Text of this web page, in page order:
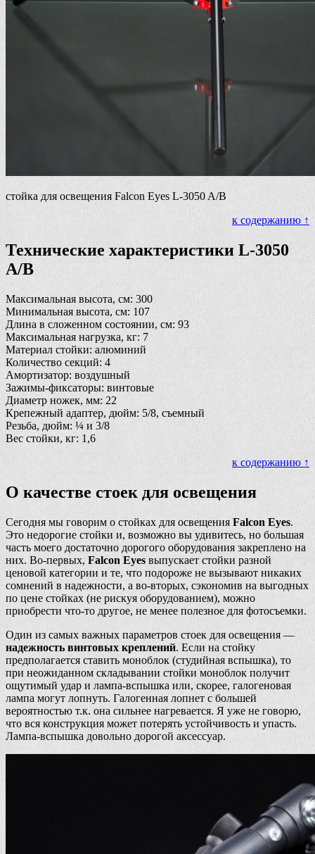
стойка для освещения Falcon Eyes L-3050 A/B
к содержанию ↑
Технические характеристики L-3050
A/B
Максимальная высота, см: 300
Минимальная высота, см: 107
Длина в сложенном состоянии, см: 93
Максимальная нагрузка, кг: 7
Материал стойки: алюминий
Количество секций: 4
Амортизатор: воздушный
Зажимы-фиксаторы: винтовые
Диаметр ножек, мм: 22
Крепежный адаптер, дюйм: 5/8, съемный
Резьба, дюйм: ¼ и 3/8
Вес стойки, кг: 1,6
к содержанию ↑
О качестве стоек для освещения
Сегодня мы говорим о стойках для освещения Falcon Eyes.
Это недорогие стойки и, возможно вы удивитесь, но большая
часть моего достаточно дорогого оборудования закреплено на
них. Во-первых, Falcon Eyes выпускает стойки разной
ценовой категории и те, что подороже не вызывают никаких
сомнений в надежности, а во-вторых, сэкономив на выгодных
по цене стойках (не рискуя оборудованием), можно
приобрести что-то другое, не менее полезное для фотосъемки.
Один из самых важных параметров стоек для освещения —
надежность винтовых креплений. Если на стойку
предполагается ставить моноблок (студийная вспышка), то
при неожиданном складывании стойки моноблок получит
ощутимый удар и лампа-вспышка или, скорее, галогеновая
лампа могут лопнуть. Галогенная лопнет с большей
вероятностью т.к. она сильнее нагревается. Я уже не говорю,
что вся конструкция может потерять устойчивость и упасть.
Лампа-вспышка довольно дорогой аксессуар.